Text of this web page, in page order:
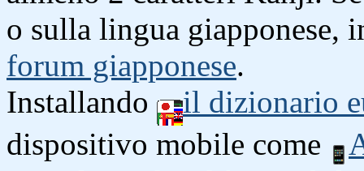
o sulla lingua giapponese,
forum giapponese.
Installando
il dizionario
dispositivo mobile come